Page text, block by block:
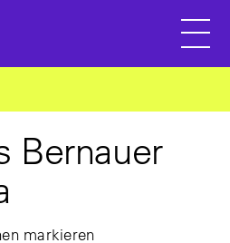
Bernauer
markieren